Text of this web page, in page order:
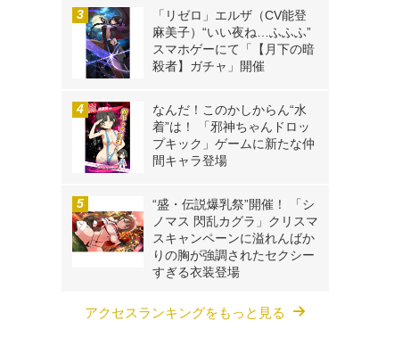
「リゼロ」エルザ（CV能登
麻美子）“いい夜ね…ふふふ”
スマホゲーにて「【月下の暗
殺者】ガチャ」開催
なんだ！このかしからん“水
着”は！ 「邪神ちゃんドロッ
プキック」ゲームに新たな仲
間キャラ登場
“盛・伝説爆乳祭”開催！ 「シ
ノマス 閃乱カグラ」クリスマ
スキャンペーンに溢れんばか
りの胸が強調されたセクシー
すぎる衣装登場
アクセスランキングをもっと見る